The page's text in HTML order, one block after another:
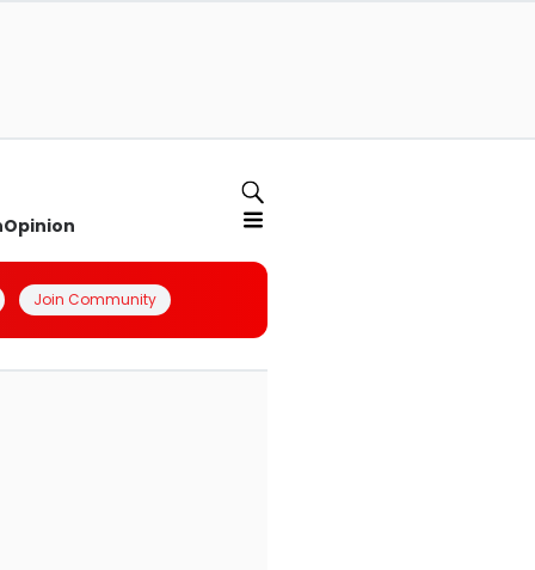
Opinion
Join Community